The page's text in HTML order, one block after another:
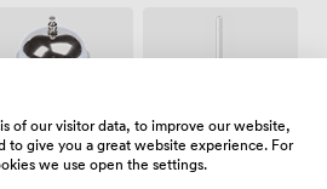
Réception
sur place
Wifi
of our visitor data, to improve our website,
to give you a great website experience. For
we use open the settings.